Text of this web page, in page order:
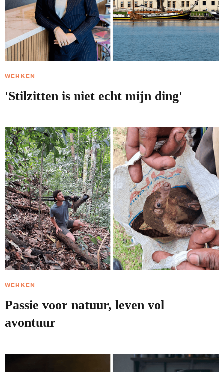
WERKEN
'Stilzitten is niet echt mijn ding'
WERKEN
Passie voor natuur, leven vol
avontuur